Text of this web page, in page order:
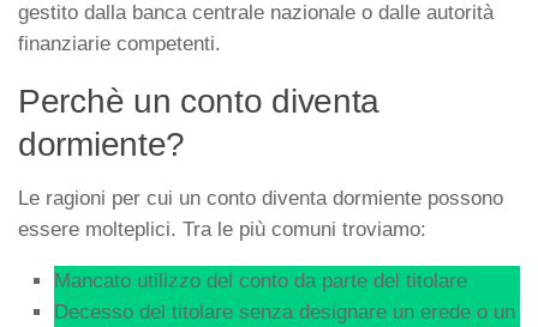
gestito dalla banca centrale nazionale o dalle autorità
finanziarie competenti.
Perchè un conto diventa
dormiente?
Le ragioni per cui un conto diventa dormiente possono
essere molteplici. Tra le più comuni troviamo:
Mancato utilizzo del conto da parte del titolare
Decesso del titolare senza designare un erede o un